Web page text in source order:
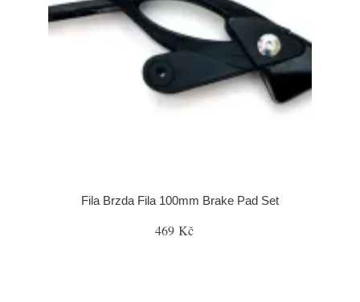
Fila Brzda Fila 100mm Brake Pad Set
469 Kč